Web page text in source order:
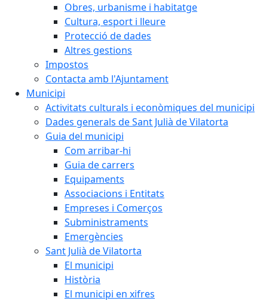
Obres, urbanisme i habitatge
Cultura, esport i lleure
Protecció de dades
Altres gestions
Impostos
Contacta amb l'Ajuntament
Municipi
Activitats culturals i econòmiques del municipi
Dades generals de Sant Julià de Vilatorta
Guia del municipi
Com arribar-hi
Guia de carrers
Equipaments
Associacions i Entitats
Empreses i Comerços
Subministraments
Emergències
Sant Julià de Vilatorta
El municipi
Història
El municipi en xifres